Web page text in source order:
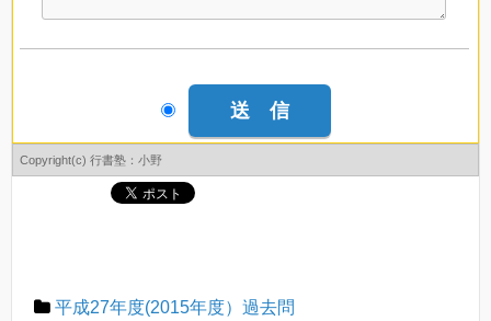
Copyright(c) 行書塾：小野
平成27年度(2015年度）過去問